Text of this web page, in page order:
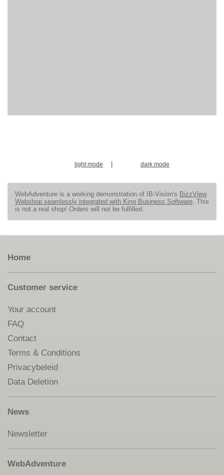
light mode dark mode
WebAdventure is a working demonstration of IB-Vision's BizzView
Webshop seamlessly integrated with King Business Software. This
is not a real shop! Orders will not be fulfilled.
Home
Customer service
Your account
FAQ
Contact
Terms & Conditions
Privacybeleid
Data Deletion
News
Newsletter
WebAdventure